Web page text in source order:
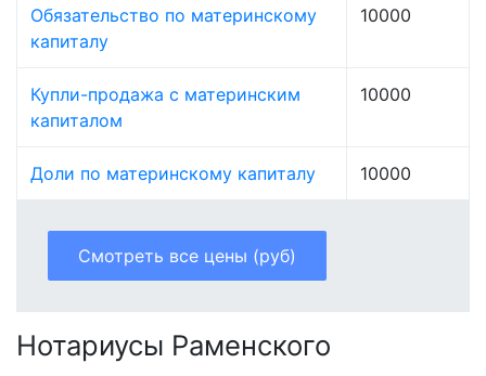
Обязательство по материнскому
капиталу
10000
Купли-продажа с материнским
капиталом
10000
Доли по материнскому капиталу 10000
Смотреть все цены (руб)
Нотариусы Раменского